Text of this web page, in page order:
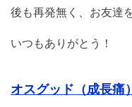
後も再発無く、お友達
いつもありがとう！
オスグッド（成長痛